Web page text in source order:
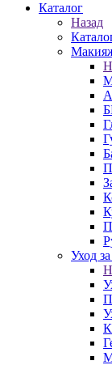
Каталог
Назад
Уход